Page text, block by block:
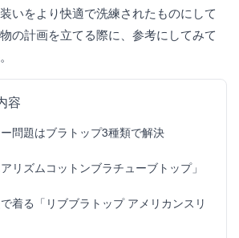
いをより快適で洗練されたものにして
の計画を立てる際に、参考にしてみて
容
問題はブラトップ3種類で解決
リズムコットンブラチューブトップ」
着る「リブブラトップ アメリカンスリ